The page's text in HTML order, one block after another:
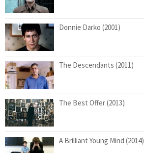
Donnie Darko (2001)
The Descendants (2011)
The Best Offer (2013)
A Brilliant Young Mind (2014)